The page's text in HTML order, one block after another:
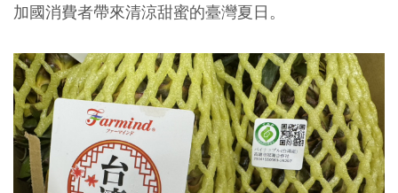
加國消費者帶來清涼甜蜜的臺灣夏日。